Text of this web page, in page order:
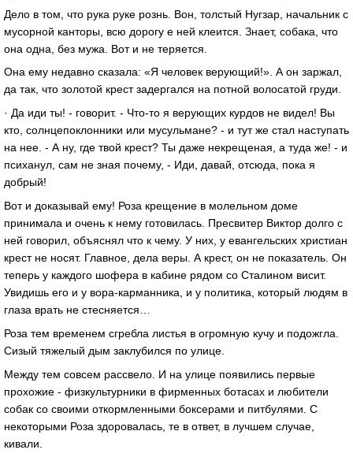
Дело в том, что рука руке рознь. Вон, толстый Нугзар, начальник с
мусорной канторы, всю дорогу е ней клеится. Знает, собака, что
она одна, без мужа. Вот и не теряется.
Она ему недавно сказала: «Я человек верующий!». А он заржал,
да так, что золотой крест задергался на потной волосатой груди.
· Да иди ты! - говорит. - Что-то я верующих курдов не видел! Вы
кто, солнцепоклонники или мусульмане? - и тут же стал наступать
на нее. - А ну, где твой крест? Ты даже некрещеная, а туда же! - и
психанул, сам не зная почему, - Иди, давай, отсюда, пока я
добрый!
Вот и доказывай ему! Роза крещение в молельном доме
принимала и очень к нему готовилась. Пресвитер Виктор долго с
ней говорил, объяснял что к чему. У них, у евангельских христиан
крест не носят. Главное, дела веры. А крест, он не показатель. Он
теперь у каждого шофера в кабине рядом со Сталином висит.
Увидишь его и у вора-карманника, и у политика, который людям в
глаза врать не стесняется…
Роза тем временем сгребла листья в огромную кучу и подожгла.
Сизый тяжелый дым заклубился по улице.
Между тем совсем рассвело. И на улице появились первые
прохожие - физкультурники в фирменных ботасах и любители
собак со своими откормленными боксерами и питбулями. С
некоторыми Роза здоровалась, те в ответ, в лучшем случае,
кивали.